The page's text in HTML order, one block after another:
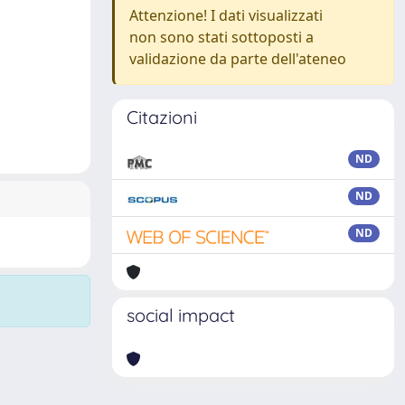
Attenzione! I dati visualizzati
non sono stati sottoposti a
validazione da parte dell'ateneo
Citazioni
ND
ND
ND
social impact